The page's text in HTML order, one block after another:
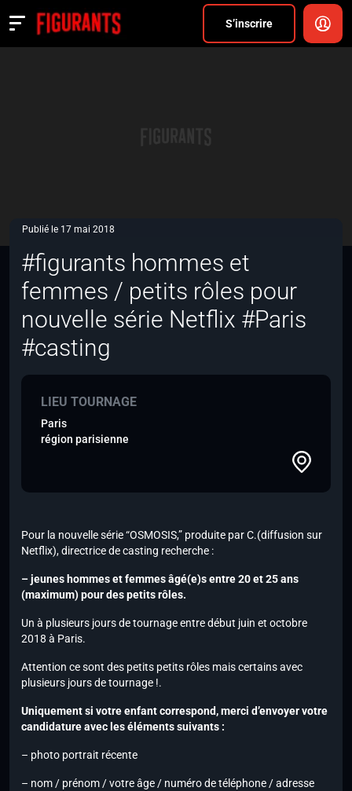
S’inscrire
Actualités
Publié le 17 mai 2018
#figurants hommes et
femmes / petits rôles pour
nouvelle série Netflix #Paris
#casting
LIEU TOURNAGE
Paris
région parisienne
Pour la nouvelle série “OSMOSIS,” produite par C.(diffusion sur
Netflix), directrice de casting recherche :
– jeunes hommes et femmes âgé(e)s entre 20 et 25 ans
(maximum) pour des petits rôles.
Un à plusieurs jours de tournage entre début juin et octobre
2018 à Paris.
Attention ce sont des petits petits rôles mais certains avec
plusieurs jours de tournage !.
Uniquement si votre enfant correspond, merci d’envoyer votre
candidature avec les éléments suivants :
– photo portrait récente
– nom / prénom / votre âge / numéro de téléphone / adresse